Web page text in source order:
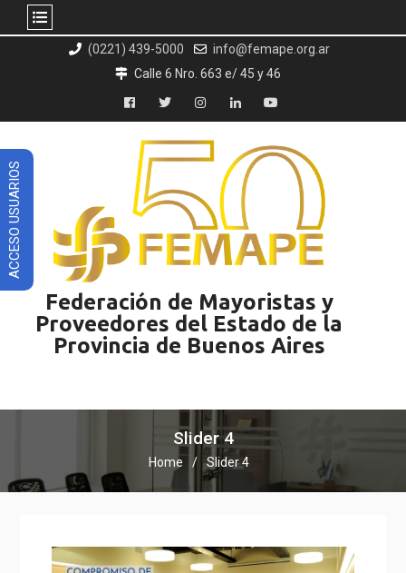
(0221) 439-5000
info@femape.org.ar
Calle 6 Nro. 663 e/ 45 y 46
Facebook
TwitterInstagramLinkedInYouTube
Federación de Mayoristas y
Proveedores del Estado de la
Provincia de Buenos Aires
Slider 4
Home Slider 4
ACCESO USUARIOS